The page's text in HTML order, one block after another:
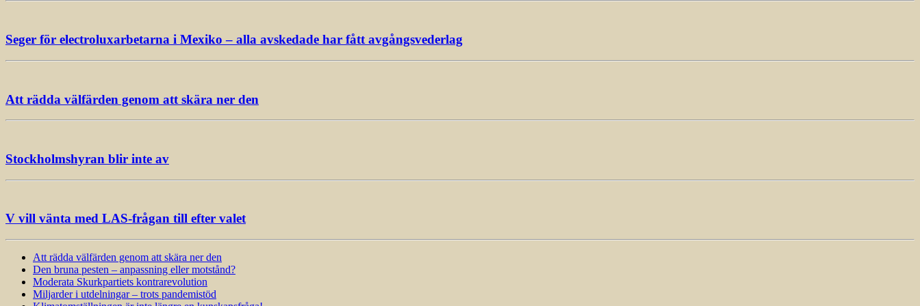
Seger för electroluxarbetarna i Mexiko – alla avskedade har fått avgångsvederlag
Att rädda välfärden genom att skära ner den
Stockholmshyran blir inte av
V vill vänta med LAS-frågan till efter valet
Att rädda välfärden genom att skära ner den
Den bruna pesten – anpassning eller motstånd?
Moderata Skurkpartiets kontrarevolution
Miljarder i utdelningar – trots pandemistöd